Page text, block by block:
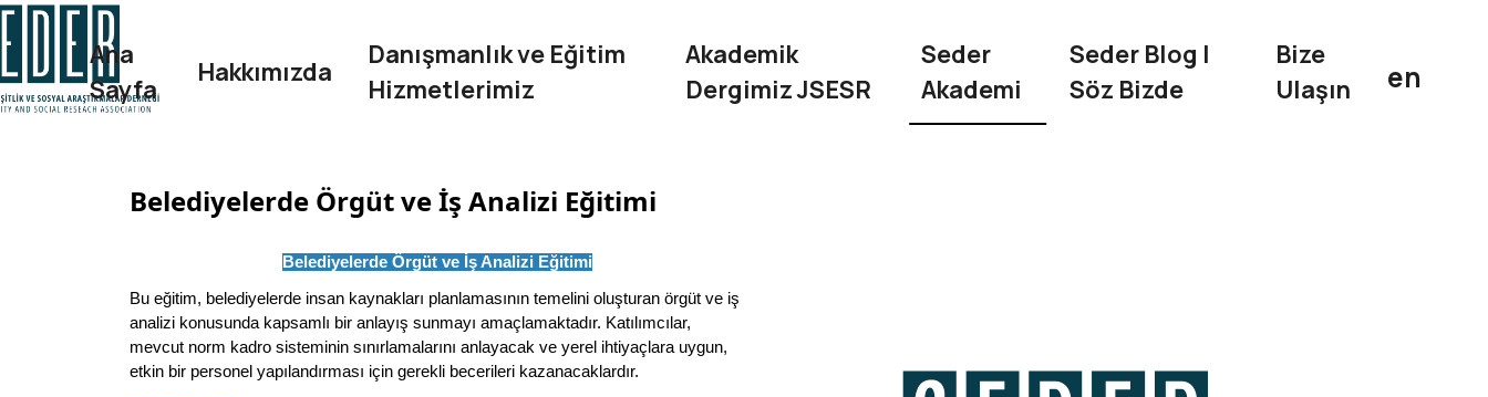
Belediyelerde Örgüt ve İş Analizi Eğitimi
Belediyelerde Örgüt ve İş Analizi Eğitimi
Bu eğitim, belediyelerde insan kaynakları planlamasının temelini oluşturan örgüt ve iş
analizi konusunda kapsamlı bir anlayış sunmayı amaçlamaktadır. Katılımcılar,
mevcut norm kadro sisteminin sınırlamalarını anlayacak ve yerel ihtiyaçlara uygun,
etkin bir personel yapılandırması için gerekli becerileri kazanacaklardır.
Ana
Sayfa
Hakkımızda
Danışmanlık ve Eğitim
Hizmetlerimiz
Akademik
Dergimiz JSESR
Seder
Akademi
Seder Blog I
Söz Bizde
Bize
Ulaşın
en